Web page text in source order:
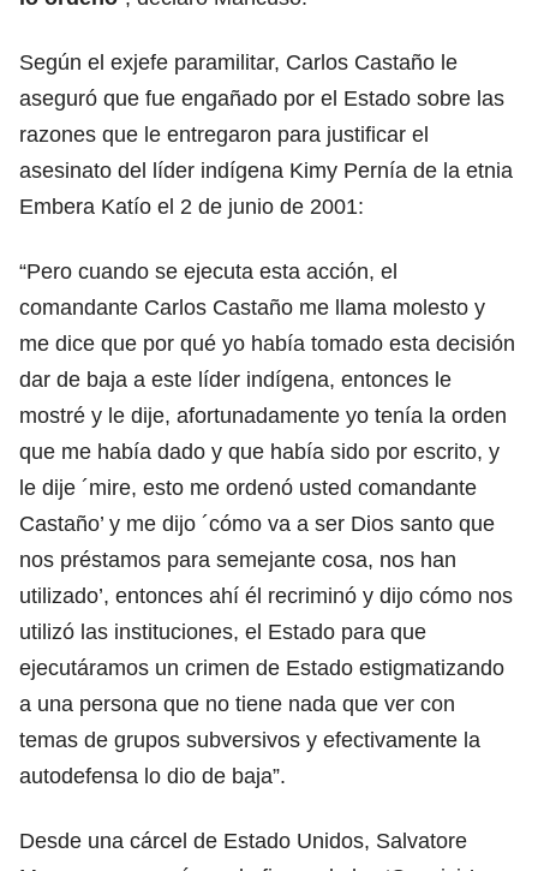
Según el exjefe paramilitar, Carlos Castaño le
aseguró que fue engañado por el Estado sobre las
razones que le entregaron para justificar el
asesinato del líder indígena Kimy Pernía de la etnia
Embera Katío el 2 de junio de 2001:
“Pero cuando se ejecuta esta acción, el
comandante Carlos Castaño me llama molesto y
me dice que por qué yo había tomado esta decisión
dar de baja a este líder indígena, entonces le
mostré y le dije, afortunadamente yo tenía la orden
que me había dado y que había sido por escrito, y
le dije ´mire, esto me ordenó usted comandante
Castaño’ y me dijo ´cómo va a ser Dios santo que
nos préstamos para semejante cosa, nos han
utilizado’, entonces ahí él recriminó y dijo cómo nos
utilizó las instituciones, el Estado para que
ejecutáramos un crimen de Estado estigmatizando
a una persona que no tiene nada que ver con
temas de grupos subversivos y efectivamente la
autodefensa lo dio de baja”.
Desde una cárcel de Estado Unidos, Salvatore